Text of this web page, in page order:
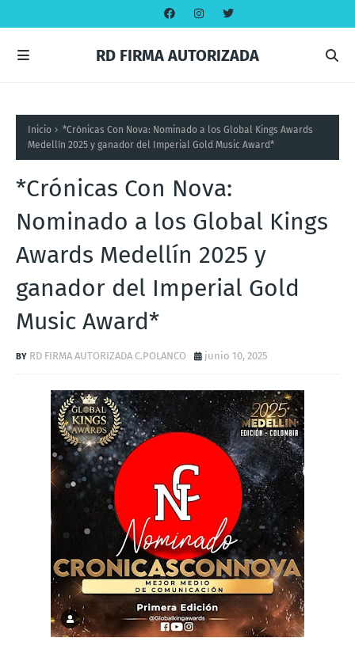
RD FIRMA AUTORIZADA
Inicio
*Crónicas Con Nova: Nominado a los Global Kings Awards
Medellín 2025 y ganador del Imperial Gold Music Award*
*Crónicas Con Nova:
Nominado a los Global Kings
Awards Medellín 2025 y
ganador del Imperial Gold
Music Award*
RD FIRMA AUTORIZADA C.POLANCO junio 10, 2025